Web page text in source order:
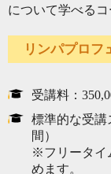
について学べるコ
リンパプロフ
受講料：
標準的な受講
間）
※フリータイ
めます。